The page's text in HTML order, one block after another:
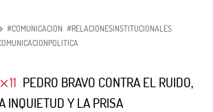
#COMUNICACION #RELACIONESINSTITUCIONALES
PEDRO BRAVO CONTRA EL RUIDO,
INQUIETUD Y LA PRISA